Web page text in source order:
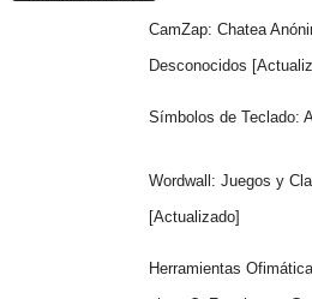
CamZap: Chatea
Desconocidos
Símbolos de Teclado:
Wordwall: Juegos y
[Actualizado]
Herramientas